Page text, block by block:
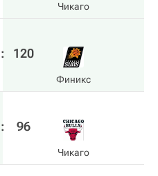
Чикаго
: 120
Финикс
: 96
Чикаго